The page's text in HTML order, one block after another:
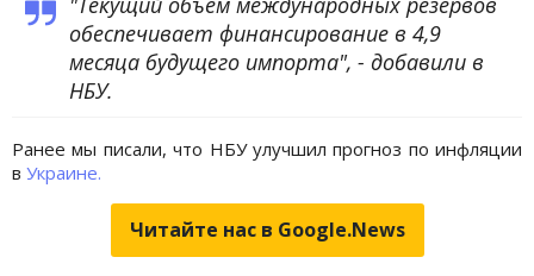
обеспечивает финансирование в 4,9
месяца будущего импорта", - добавили в
НБУ.
Ранее мы писали, что НБУ улучшил прогноз по инфляции
в Украине.
Читайте нас в Google.News